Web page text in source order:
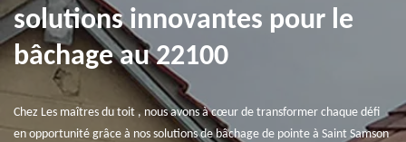
solutions innovantes pour le
bâchage au 22100
Chez Les maîtres du toit , nous avons à cœur de transformer chaque défi
en opportunité grâce à nos solutions de bâchage de pointe à Saint Samson